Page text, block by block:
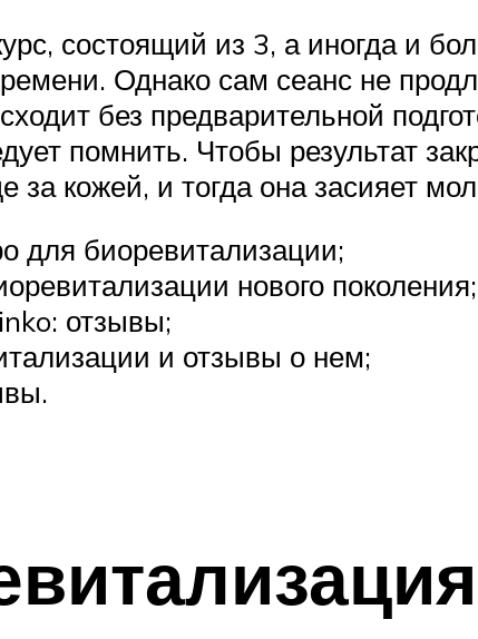
состоящий из 3, а иногда и
Однако сам сеанс не
без предварительной
помнить. Чтобы результат
кожей, и тогда она засияет
для биоревитализации;
нового поколения;
отзывы;
и отзывы о нем;